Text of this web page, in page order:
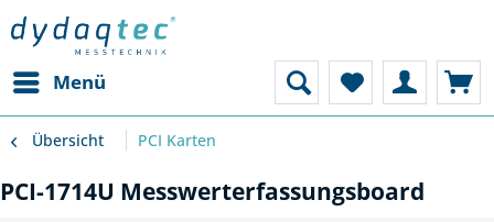
Menü
Übersicht PCI Karten
PCI-1714U Messwerterfassungsboard